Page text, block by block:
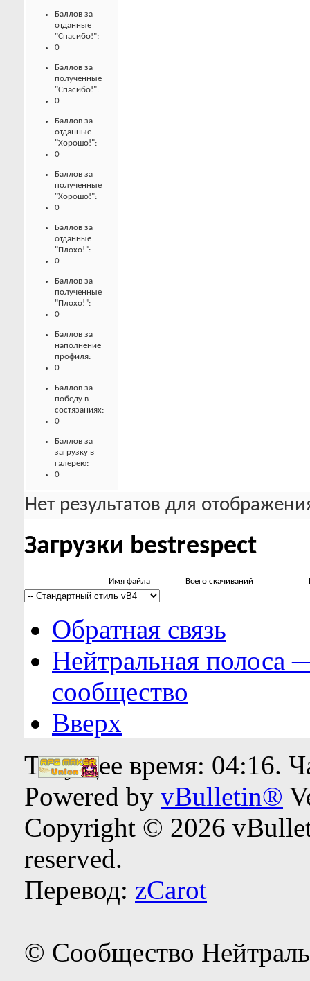
Баллов за
отданные
"Спасибо!":
0
Баллов за
полученные
"Спасибо!":
0
Баллов за
отданные
"Хорошо!":
0
Баллов за
полученные
"Хорошо!":
0
Баллов за
отданные
"Плохо!":
0
Баллов за
полученные
"Плохо!":
0
Баллов за
наполнение
профиля:
0
Баллов за
победу в
состязаниях:
0
Баллов за
загрузку в
галерею:
0
Нет результатов для
Загрузки bestrespect
Имя файла Всего скачиваний
Обратная связь
Нейтральная полоса
сообщество
Вверх
Текущее время: 04:16.
Powered by vBulletin®
Copyright © 2026
reserved.
Перевод: zCarot
© Сообщество